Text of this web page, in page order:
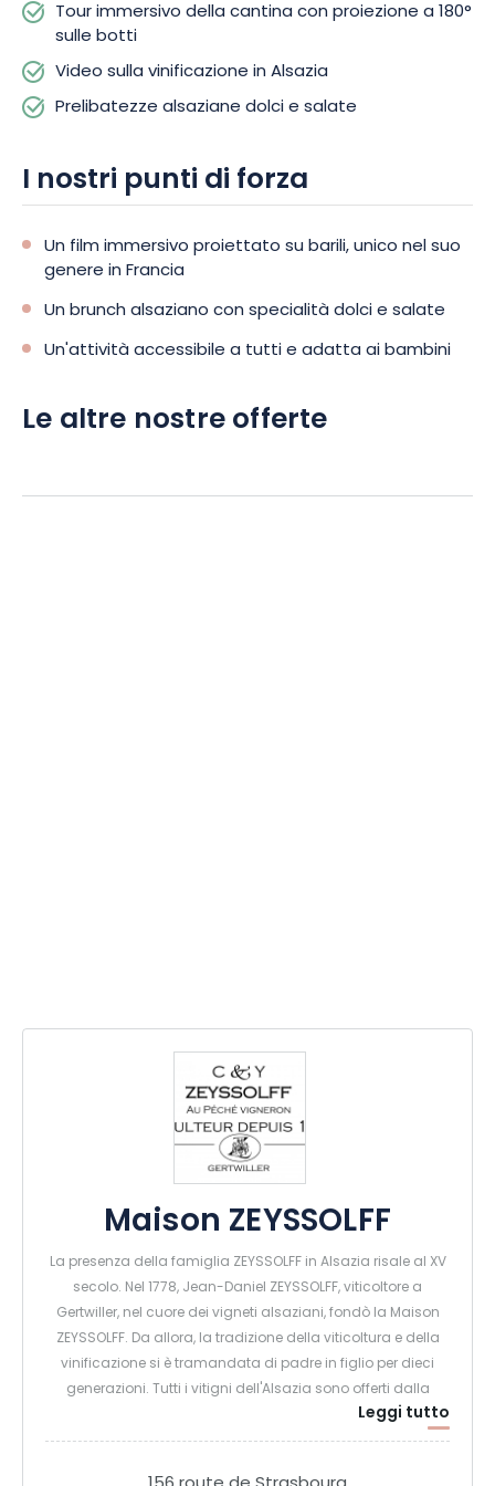
disposizione per tutta la durata della visita.
Che siate amanti del vino, della gastronomia o della scoperta,
questa escursione alla Maison ZEYSSOLFF soddisferà
Tour immersivo della cantina con proiezione a 180°
sulle botti
Video sulla vinificazione in Alsazia
Prelibatezze alsaziane dolci e salate
I nostri punti di forza
Un film immersivo proiettato su barili, unico nel suo
genere in Francia
Un brunch alsaziano con specialità dolci e salate
Un'attività accessibile a tutti e adatta ai bambini
Le altre nostre offerte
Maison ZEYSSOLFF
La presenza della famiglia ZEYSSOLFF in Alsazia risale al XV
secolo. Nel 1778, Jean-Daniel ZEYSSOLFF, viticoltore a
Gertwiller, nel cuore dei vigneti alsaziani, fondò la Maison
ZEYSSOLFF. Da allora, la tradizione della viticoltura e della
vinificazione si è tramandata di padre in figlio per dieci
generazioni. Tutti i vitigni dell'Alsazia sono offerti dalla
Maison ZEYSSOLFF. Nel 1997, Yvan ZEYSSOLFF ha rilevato
l'azienda di famiglia.
Leggi tutto